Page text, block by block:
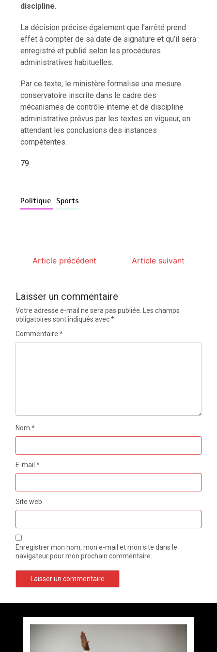
discipline.
La décision précise également que l’arrêté prend
effet à compter de sa date de signature et qu’il sera
enregistré et publié selon les procédures
administratives habituelles.
Par ce texte, le ministère formalise une mesure
conservatoire inscrite dans le cadre des
mécanismes de contrôle interne et de discipline
administrative prévus par les textes en vigueur, en
attendant les conclusions des instances
compétentes.
79
Politique Sports
Article précédent Article suivant
Laisser un commentaire
Votre adresse e-mail ne sera pas publiée. Les champs
obligatoires sont indiqués avec*
Commentaire*
Nom*
E-mail*
Site web
Enregistrer mon nom, mon e-mail et mon site dans le
navigateur pour mon prochain commentaire.
Axe Boali-Bossembélé : un camion gros porteur